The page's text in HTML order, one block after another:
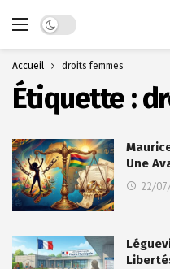
Dark mode
Accueil droits femmes
Étiquette :
Une
22/